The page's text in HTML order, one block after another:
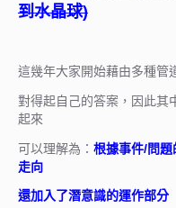
到水晶球)
這幾年大家開始藉由多種管
對得起自己的答案，因此其
起來
可以理解為： 根據事件/問
走向
還加入了潛意識的運作部分